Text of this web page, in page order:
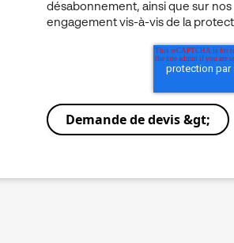
désabonnement, ainsi que sur
engagement vis-à-vis de la